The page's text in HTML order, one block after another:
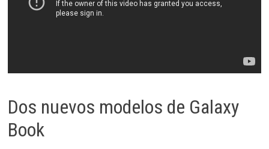
Dos nuevos modelos de Galaxy
Book